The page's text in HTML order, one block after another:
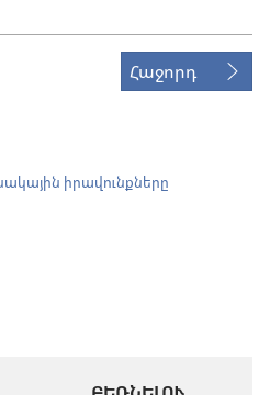
Հաջորդ
իրավունքները